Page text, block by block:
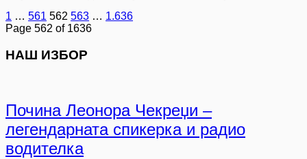
1 … 561 562 563 … 1.636
Page 562 of 1636
НАШ ИЗБОР
Почина Леонора Чекреџи –
легендарната спикерка и радио
водителка